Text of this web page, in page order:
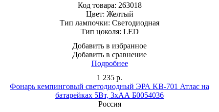
Код товара: 263018
Цвет: Желтый
Тип лампочки: Светодиодная
Тип цоколя: LED
Добавить в избранное
Добавить в сравнение
Подробнее
1 235 р.
Фонарь кемпинговый светодиодный ЭРА KB-701 Атлас на
батарейках 5Вт, 3хАА Б0054036
Россия